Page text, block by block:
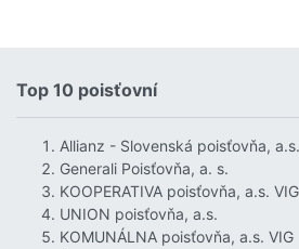
Top 10 poisťovní
Allianz - Slovenská poisťovňa, a.s.
Generali Poisťovňa, a. s.
KOOPERATIVA poisťovňa, a.s. VIG
UNION poisťovňa, a.s.
KOMUNÁLNA poisťovňa, a.s. VIG